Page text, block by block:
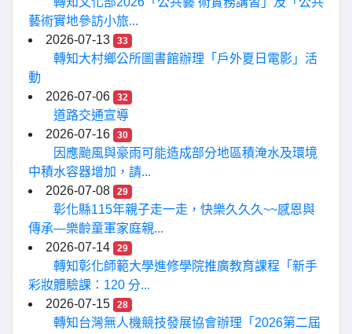
藝術實地參訪小旅...
2026-07-13
33
轉知大村鄉公所圖書館辦理「戶外夏日電影」活
動
2026-07-06
32
道路交通宣導
2026-07-16
30
因應颱風與豪雨可能造成部分地區積淹水及環境
中積水容器增加，請...
2026-07-08
29
彰化縣115年親子走一走，快樂久久久~~感恩與
傳承—樂齡童軍家庭親...
2026-07-14
29
轉知彰化師範大學進修學院推廣教育課程「新手
彩妝體驗課：120 分...
2026-07-15
28
轉知台灣無人機競技發展協會辦理「2026第二屆